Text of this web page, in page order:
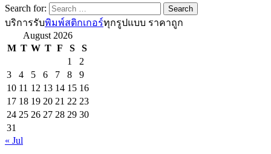
Search for:
บริการรับพิมพ์สติกเกอร์ทุกรูปแบบ ราคาถูก
August 2026
M T W T F S
S
1
2
3
4 5 6 7 8
9
10 11 12 13 14 15 16
17 18 19 20 21 22 23
24 25 26 27 28 29 30
31
« Jul